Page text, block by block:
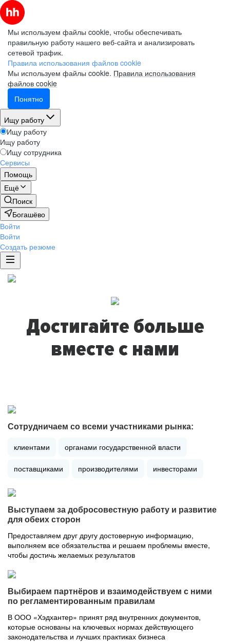
Мы используем файлы cookie, чтобы обеспечивать
правильную работу нашего веб-сайта и анализировать
сетевой трафик.
Правила использования файлов cookie
Мы используем файлы cookie. Правила использования
файлов cookie
Понятно
Ищу работу
Ищу работу
Ищу работу
Ищу сотрудника
Сервисы
Помощь
Ещё
Поиск
Богашёво
Войти
Войти
Создать резюме
Достигайте больше
вместе с нами
Сотрудничаем со всеми участниками рынка:
клиентами органами государственной власти
поставщиками производителями инвесторами
Выступаем за добросовестную работу и развитие
для обеих сторон
Предоставляем друг другу достоверную информацию,
выполняем все обязательства и решаем проблемы вместе,
чтобы достичь желаемых результатов
Выбираем партнёров и взаимодействуем с ними
по регламентированным правилам
В ООО «Хэдхантер» принят ряд внутренних документов,
которые основаны на ключевых нормах действующего
законодательства и лучших практиках бизнеса